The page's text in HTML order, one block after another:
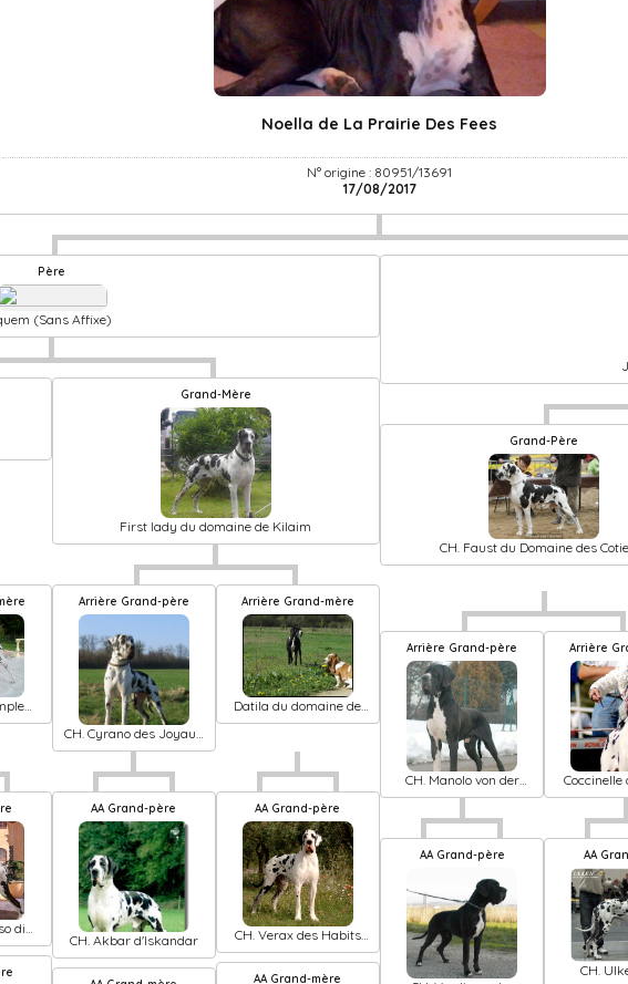
Noella de La Prairie Des Fees
N° origine : 80951/13691
17/08/2017
Père
(Sans Affixe)
Grand-Mère
First lady du domaine de Kilaim
Arrière Grand-père
CH. Cyrano des Joyaux
d'Allythelia
Arrière Grand-mère
Datila du domaine de
Sultan
di
AA Grand-père
CH. Akbar d'Iskandar
AA Grand-père
CH. Verax des Habits
Rouges
AA Grand-mère
Grand-Père
CH. Faust du Domaine des
Arrière Grand-père
CH. Manolo von der
ofnethöhle
Arrière
Coccinelle
Sacré
AA Grand-père AA
CH.